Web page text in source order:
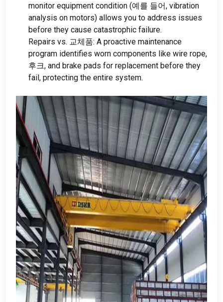
monitor equipment condition (예를 들어, vibration
analysis on motors) allows you to address issues
before they cause catastrophic failure.
Repairs vs. 교체품: A proactive maintenance
program identifies worn components like wire rope,
후크, and brake pads for replacement before they
fail, protecting the entire system.